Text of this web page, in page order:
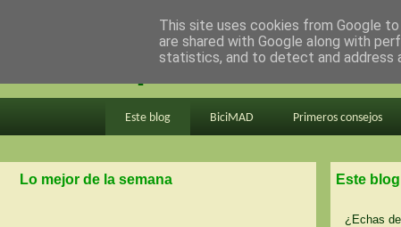
en bici por madrid
Este blog BiciMAD Primeros consejos
Este
¿Echas
Lo mejor de la semana
This site uses cookies from Google
are shared with Google along with
statistics, and to detect and address